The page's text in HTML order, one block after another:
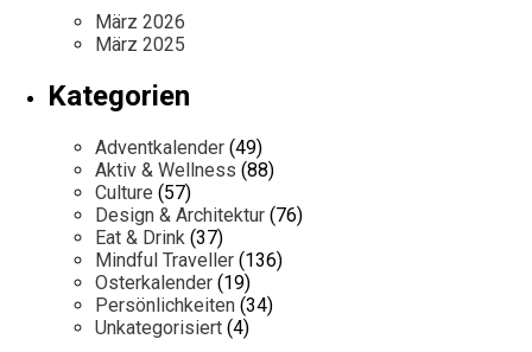
März 2026
März 2025
Kategorien
Adventkalender (49)
Aktiv & Wellness (88)
Culture (57)
Design & Architektur (76)
Eat & Drink (37)
Mindful Traveller (136)
Osterkalender (19)
Persönlichkeiten (34)
Unkategorisiert (4)